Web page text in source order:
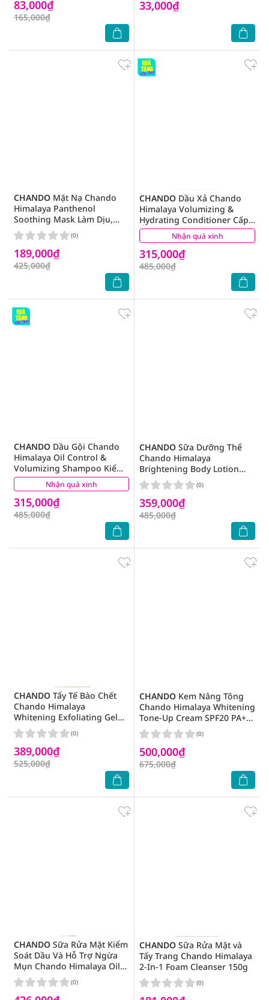
83,000₫
165,000₫
33,000₫
CHANDO Mặt Nạ Chando
Himalaya Panthenol
Soothing Mask Làm Dịu,
Phục Hồi Da 28mlx5Pcs
189,000₫
425,000₫
(0) Nhận quà xinh
CHANDO Dầu Xả Chando
Himalaya Volumizing &
Hydrating Conditioner Cấp
Ẩm & Làm Phồng Tóc 600g
315,000₫
485,000₫
(0)
Nhận quà xinh
CHANDO Dầu Gội Chando
Himalaya Oil Control &
Volumizing Shampoo Kiểm
Soát Dầu & Làm Phồng Tóc
600g
315,000₫
485,000₫
(0)
CHANDO Sữa Dưỡng Thể
Chando Himalaya
Brightening Body Lotion
600ml
359,000₫
485,000₫
(0)
CHANDO Tẩy Tế Bào Chết
Chando Himalaya
Whitening Exfoliating Gel
100g
389,000₫
525,000₫
(0)
CHANDO Kem Nâng Tông
Chando Himalaya Whitening
Tone-Up Cream SPF20 PA++
50g
500,000₫
675,000₫
(0)
CHANDO Sữa Rửa Mặt Kiểm
Soát Dầu Và Hỗ Trợ Ngừa
Mụn Chando Himalaya Oil
Control And Anti Acne
Cleanser 150ml(0)
CHANDO Sữa Rửa Mặt và
Tẩy Trang Chando Himalaya
2-In-1 Foam Cleanser 150g
(0)